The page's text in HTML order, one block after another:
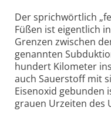
Der sprichwörtlich
Füßen ist eigentlich
Grenzen zwischen
genannten
hundert Kilometer
auch Sauerstoff mit
Eisenoxid gebunden
grauen Urzeiten des